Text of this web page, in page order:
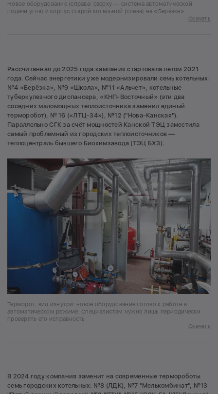
Новое оборудование (справа: сверху — система автоматической
подачи угля) и корпус старой котельной (слева) на «Берёзке»
Скачать
Рассчитанная до 2025 года кампания стартовала летом 2021
года. Сейчас энергетики уже модернизировали семь котельных:
№4 «Берёзка», №9 «Школа», №11 «Альчет», котельные
туберкулезного диспансера, «КНП-Восточный» (эти два
соседних маломощных теплоисточника заменил единый
терморобот), № 16 («ЛТЦ-34»), №12 ("Нова-Канская").
Параллельно СГК за счёт мощностей Канской ТЭЦ заместила
самый проблемный из городских теплоисточников —
теплоцентраль бывшего Биохимзавода (ТЭЦ БХЗ).
Терморот, вид изнутри: новое оборудование готово к работе в
автоматическом режиме. Специалистам нужно лишь периодически
проверять его исправность
Скачать
В 2024 году компания заменит на современные термороботы
семь городских котельных: №8 (ЛДК), №7 "Мелькомбинат", №13